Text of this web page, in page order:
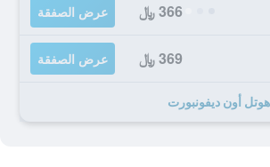
366 ﷼ عرض الصفقة
369 ﷼ عرض الصفقة